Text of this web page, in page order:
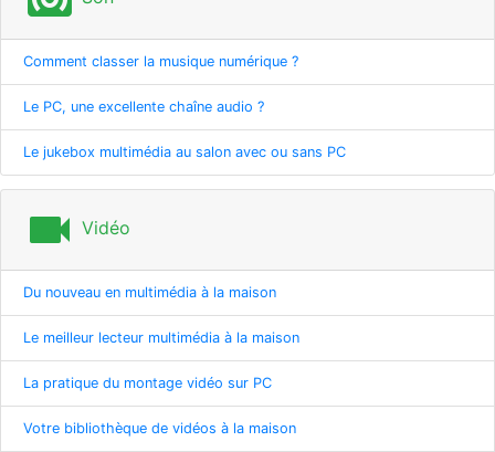
Comment classer la musique numérique ?
Le PC, une excellente chaîne audio ?
Le jukebox multimédia au salon avec ou sans PC
videocam Vidéo
Du nouveau en multimédia à la maison
Le meilleur lecteur multimédia à la maison
La pratique du montage vidéo sur PC
Votre bibliothèque de vidéos à la maison